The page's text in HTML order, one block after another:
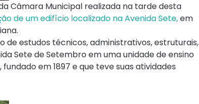
Câmara Municipal realizada na tarde desta
de um edifício localizado na Avenida Sete,em
de estudos técnicos, administrativos, estruturais,
Sete de Setembro em uma unidade de ensino
em 1897 e que teve suas atividades